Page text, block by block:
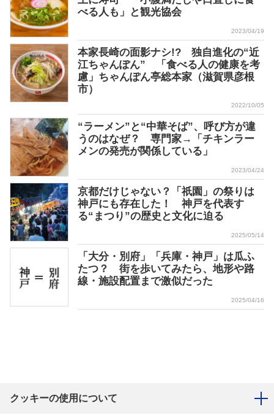
べる人も」と観光協会
2023/04/19
本家長崎の面影ナシ!? 独自進化の“近
江ちゃんぽん” 「食べる人の健康を考
慮」ちゃんぽん亭総本家（滋賀県彦根
市）
2022/10/05
“ラーメン”と“中華そば”、呼び方が違
うのはなぜ？ 専門家→「チキンラー
メンの発売が関係している」
2023/04/24
京都だけじゃない？「祇園」の祭りは
神戸にも存在した！ 神戸を代表す
る“まつり”の歴史と文化に迫る
2025/05/14
「大分・別府」「兵庫・神戸」は瓜ふ
たつ？ 街を歩いてみたら、地形や路
線・施設配置まで激似だった
2025/04/16
クッキーの使用について